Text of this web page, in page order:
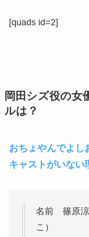
[quads id=2]
岡田シズ役の女
ルは？
おちょやんでよし
キャストがいない
名前 篠原
こ）